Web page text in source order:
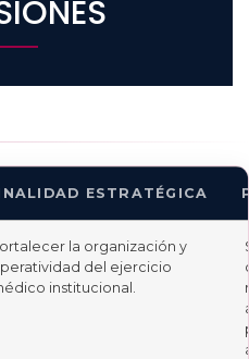
ESTRATÉGICA
la organización y
del ejercicio
institucional.